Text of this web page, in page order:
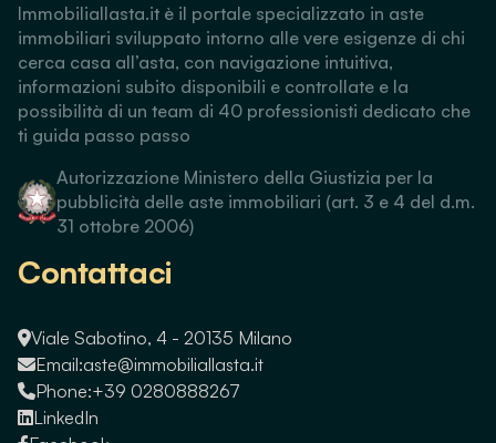
Immobiliallasta.it è il portale specializzato in aste
immobiliari sviluppato intorno alle vere esigenze di chi
cerca casa all’asta, con navigazione intuitiva,
informazioni subito disponibili e controllate e la
possibilità di un team di 40 professionisti dedicato che
ti guida passo passo
Autorizzazione Ministero della Giustizia per la
pubblicità delle aste immobiliari (art. 3 e 4 del d.m.
31 ottobre 2006)
Contattaci
Viale Sabotino, 4 - 20135 Milano
Email:aste@immobiliallasta.it
Phone:+39 0280888267
LinkedIn